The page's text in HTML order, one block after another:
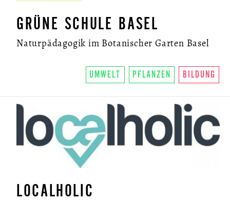
GRÜNE SCHULE BASEL
Naturpädagogik im Botanischer Garten Basel
UMWELT PFLANZEN BILDUNG
LOCALHOLIC